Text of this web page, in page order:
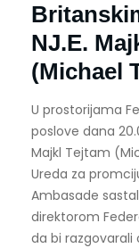
NJ.E.
(Michael
U prostorijama
poslove dana
Majkl Tejtam
Ureda za
Ambasade
direktorom
da bi